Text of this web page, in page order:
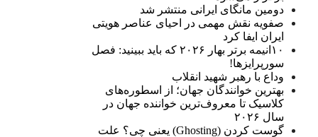
دومین مانگای ایرانی منتشر شد
صفویه نقش مهمی در احیای عناصر هویتی
ایران ایفا کرد
۱۰انیمه برتر بهار ۲۰۲۶ که باید ببینید: فصل
سورپرایزها!
وداع با رهبر شهید انقلاب
بهترین خوانندگان جهان؛ از اسطوره‌های
کلاسیک تا معروف‌ترین خواننده جهان در
سال ۲۰۲۶
گوست کردن (Ghosting) یعنی چی؟ علت